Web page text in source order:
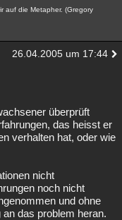
auf die Metapher. (Gregory
26.04.2005 um 17:44
überprüft
das heisst er
verhalten hat, oder wie
nicht
noch nicht
und ohne
das problem heran.